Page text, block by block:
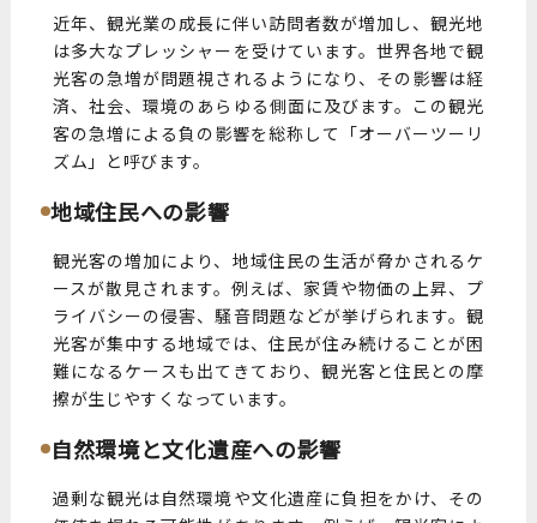
近年、観光業の成長に伴い訪問者数が増加し、観光地
は多大なプレッシャーを受けています。世界各地で観
光客の急増が問題視されるようになり、その影響は経
済、社会、環境のあらゆる側面に及びます。この観光
客の急増による負の影響を総称して「オーバーツーリ
ズム」と呼びます。
地域住民への影響
観光客の増加により、地域住民の生活が脅かされるケ
ースが散見されます。例えば、家賃や物価の上昇、プ
ライバシーの侵害、騒音問題などが挙げられます。観
光客が集中する地域では、住民が住み続けることが困
難になるケースも出てきており、観光客と住民との摩
擦が生じやすくなっています。
自然環境と文化遺産への影響
過剰な観光は自然環境や文化遺産に負担をかけ、その